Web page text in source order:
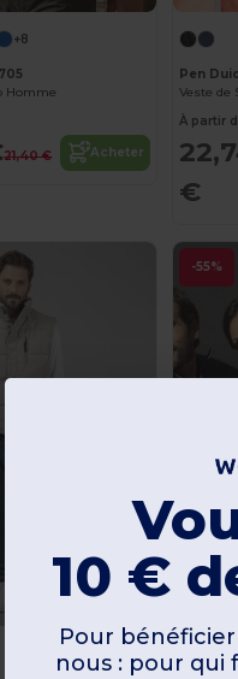
+8
Homme
21,40 € Acheter
Pen
À partir
€
-55%
10 €
Pour
nous : pour qui